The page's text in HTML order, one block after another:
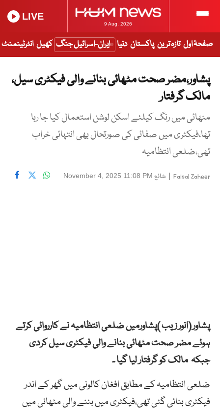
9 Aug, 2026
LIVE
صفحۂ اول تازہ ترین پاکستان دنیا ایران-اسرائیل جنگ کھیل انٹرٹینمنٹ
پشاور،مضر صحت مٹھائی بنانے والی فیکٹری سیل،
مالک گرفتار
مٹھائی میں رنگ کیلئے اسکن لوشن استعمال کیا جا رہا
تھا،فیکٹری میں صفائی کی صورتحال بھی انتہائی خراب
تھی،ضلعی انتظامیہ
Faisal Zaheer
| شائع November 4, 2025 11:08 PM
پشاور (انور زیب )پشاورمیں ضلعی انتظامیہ نے کارروائی کرتے
ہوئے مضر صحت مٹھائی بنانے والی فیکٹری سیل کردی
جبکہ مالک کو گرفتار لیا گیا ۔
ضلعی انتظامیہ کے مطابق افغان کالونی میں گھر کے اندر
فیکٹری بنائی گئی تھی،فیکٹری میں بننے والی مٹھائی میں